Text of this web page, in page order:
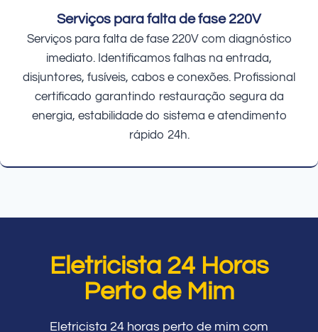
Serviços para falta de fase 220V
Serviços para falta de fase 220V com diagnóstico
imediato. Identificamos falhas na entrada,
disjuntores, fusíveis, cabos e conexões. Profissional
certificado garantindo restauração segura da
energia, estabilidade do sistema e atendimento
rápido 24h.
Eletricista 24 Horas
Perto de Mim
Eletricista 24 horas perto de mim com